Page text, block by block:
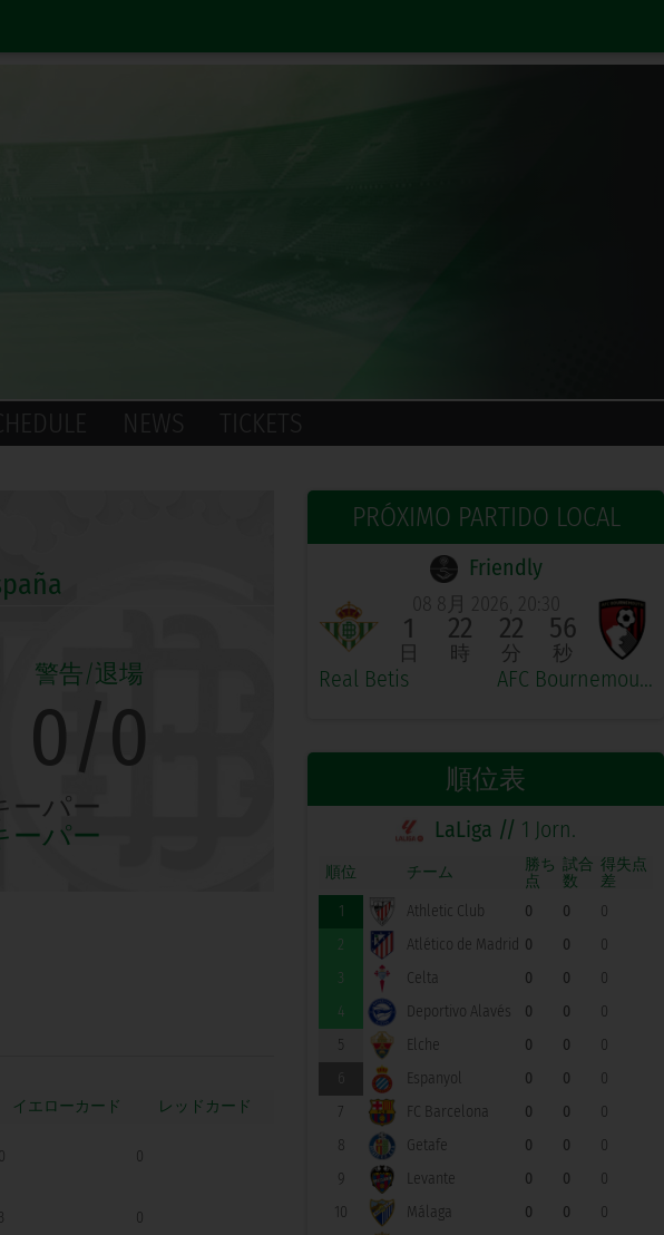
NEWS TICKETS
PRÓXIMO PARTIDO LOCAL
Friendly
Real Betis
08 8月 2026, 20:30
1 22
時
22
分
56
秒
AFC Bournemouth
順位表
LaLiga // 1 Jorn.
順位 チーム
勝ち
点
試合
数
得失点
差
1
Athletic Club 0 0
0
2
Atlético de Madrid 0 0
0
3
Celta 0 0
0
4
Deportivo Alavés 0 0
0
5
Elche 0 0
0
Espanyol 0 0
0
7
FC Barcelona 0 0
0
8
Getafe 0 0
0
9
Levante 0 0
0
10
Málaga 0 0
0
0/0
ーパー
ーパー
0 0
3 0